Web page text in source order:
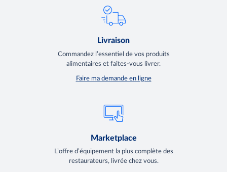
Livraison
Commandez l’essentiel de vos produits
alimentaires et faites-vous livrer.
Faire ma demande en ligne
Marketplace
L’offre d’équipement la plus complète des
restaurateurs, livrée chez vous.